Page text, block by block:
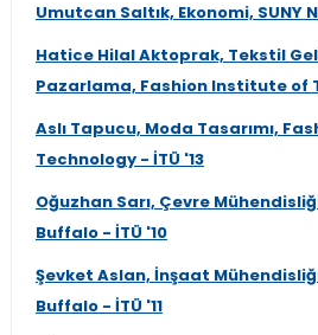
Umutcan Saltık, Ekonomi, SUNY
Hatice Hilal Aktoprak, Tekstil
Pazarlama, Fashion Institute of
Aslı Tapucu, Moda Tasarımı,
Technology - İTÜ '13
Oğuzhan Sarı, Çevre
Buffalo - İTÜ '10
Şevket Aslan, İnşaat
Buffalo - İTÜ '11